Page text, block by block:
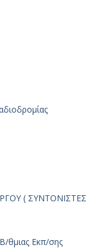
( ΣΥΝΤΟΝΙΣΤΕΣ
θμιας Εκπ/σης